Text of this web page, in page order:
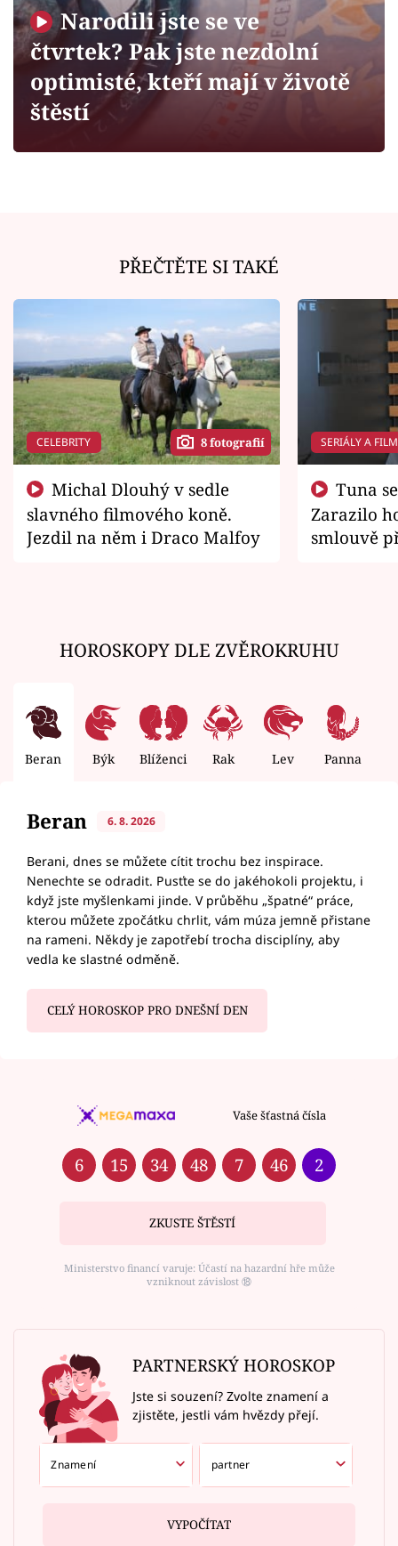
Sledujte prima+
Filmový festival Karlovy Vary
Sledujte nás
Narodili jste se ve
čtvrtek? Pak jste nezdolní
optimisté, kteří mají v životě
štěstí
PŘEČTĚTE SI TAKÉ
CELEBRITY 8 fotografií
slavného filmového koně.
Jezdil na něm i Draco Malfoy
SERIÁLY A
Zarazilo
smlouvě
HOROSKOPY DLE ZVĚROKRUHU
Beran Býk Blíženci Rak Lev Panna
Beran 6. 8. 2026
Berani, dnes se můžete cítit trochu bez inspirace.
Nenechte se odradit. Pusťte se do jakéhokoli projektu, i
když jste myšlenkami jinde. V průběhu „špatné“ práce,
kterou můžete zpočátku chrlit, vám múza jemně přistane
na rameni. Někdy je zapotřebí trocha disciplíny, aby
vedla ke slastné odměně.
CELÝ HOROSKOP PRO DNEŠNÍ DEN
Vaše šťastná čísla
6 15 34 48 7 46 2
ZKUSTE ŠTĚSTÍ
Ministerstvo financí varuje: Účastí na hazardní hře může
vzniknout závislost ⑱
PARTNERSKÝ HOROSKOP
Jste si souzení? Zvolte znamení a
zjistěte, jestli vám hvězdy přejí.
VYPOČÍTAT